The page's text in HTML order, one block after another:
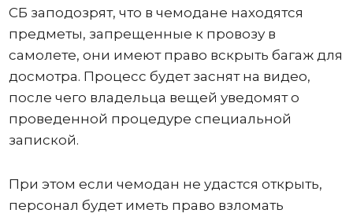
СБ заподозрят, что в чемодане ​​находятся
предметы, запрещенные к провозу в
самолете, они имеют право вскрыть багаж для
досмотра. Процесс будет заснят на видео,
после чего владельца вещей уведомят о
проведенной процедуре специальной
запиской.
При этом если чемодан не удастся открыть,
персонал будет иметь право взломать